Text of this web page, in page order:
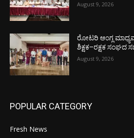
August 9, 2026
ರೋಟರಿ ಆಂಗ್ಲ
ಶಿಕ್ಷಕ–ರಕ್ಷಕ ಸಂಘದ
August 9, 2026
POPULAR CATEGORY
Fresh News